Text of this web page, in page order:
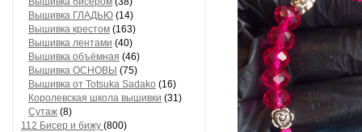
Вышивка ГЛАДЬЮ (14)
Вышивка крестом (163)
Вышивка лентами (40)
Вышивка объёмная (46)
Вышивка ОСНОВЫ (75)
Вышивка от Totsuka Sadako (16)
Королевская школа вышивки (31)
Сутаж (8)
112 Бисер и бижу (800)